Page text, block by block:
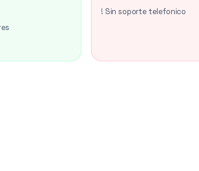
! Sin soporte telefonico